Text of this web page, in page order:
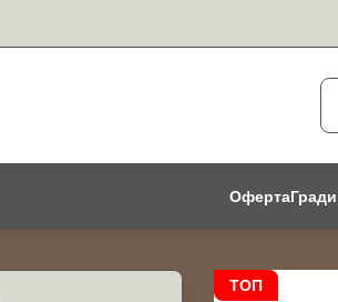
Оферта
ТОП